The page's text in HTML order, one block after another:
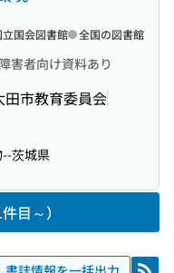
障害者向け資料あり
田市教育委員会
立国会図書館 全国の図書館
茨城県
目～）